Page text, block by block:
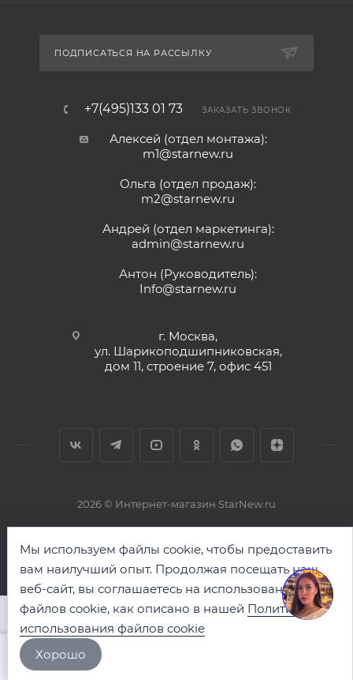
В КОРЗИНУ
ПОДПИСАТЬСЯ НА РАССЫЛКУ
+7(495)133 01 73 ЗАКАЗАТЬ ЗВОНОК
Алексей (отдел монтажа):
m1@starnew.ru
Ольга (отдел продаж):
m2@starnew.ru
Андрей (отдел маркетинга):
admin@starnew.ru
Антон (Руководитель):
Info@starnew.ru
г. Москва,
ул. Шарикоподшипниковская,
дом 11, строение 7, офис 451
2026 © Интернет-магазин StarNew.ru
Хорошо
Мы используем файлы cookie, чтобы предоставить
вам наилучший опыт. Продолжая посещать наш
веб-сайт, вы соглашаетесь на использование
файлов cookie, как описано в нашей Политике
использования файлов cookie
Главная Каталог